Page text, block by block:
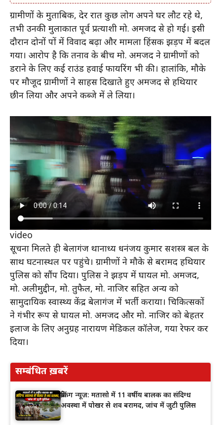
ग्रामीणों के मुताबिक, देर रात कुछ लोग अपने घर लौट रहे थे,
तभी उनकी मुलाकात पूर्व प्रत्याशी मो. अमजद से हो गई। इसी
दौरान दोनों पक्षों में विवाद बढ़ा और मामला हिंसक झड़प में बदल
गया। आरोप है कि तनाव के बीच मो. अमजद ने ग्रामीणों को
डराने के लिए कई राउंड हवाई फायरिंग भी की। हालांकि, मौके
पर मौजूद ग्रामीणों ने साहस दिखाते हुए अमजद से हथियार
छीन लिया और अपने कब्जे में ले लिया।
video
सूचना मिलते ही बेलागंज थानाध्यक्ष धनंजय कुमार सशस्त्र बल के
साथ घटनास्थल पर पहुंचे। ग्रामीणों ने मौके से बरामद हथियार
पुलिस को सौंप दिया। पुलिस ने झड़प में घायल मो. अमजद,
मो. अलीमुद्दीन, मो. तुफैल, मो. नाजिर सहित अन्य को
सामुदायिक स्वास्थ्य केंद्र बेलागंज में भर्ती कराया। चिकित्सकों
ने गंभीर रूप से घायल मो. अमजद और मो. नाजिर को बेहतर
इलाज के लिए अनुग्रह नारायण मेडिकल कॉलेज, गया रेफर कर
दिया।
सम्बंधित ख़बरें
ब्रेकिंग न्यूज़: मतासो में 11 वर्षीय बालक का संदिग्ध
अवस्था में पोखर से शव बरामद, जांच में जुटी पुलिस